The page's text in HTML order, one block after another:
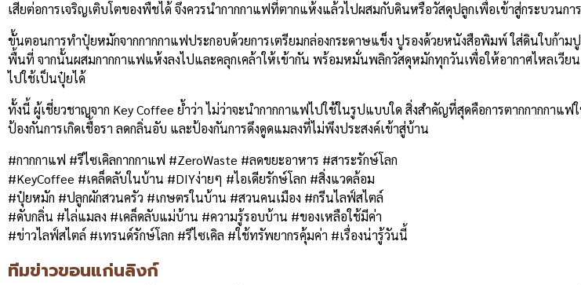
เสียต่อการเจริญเติบโตของพืชได้ จึงควรนำกากกาแฟที่ตากแห้งแล้วไปผสมกับดินหรือวัสดุปลูกเพื่อเข้าสู่กระบวนกา
ขั้นตอนการทำปุ๋ยหมักจากกากกาแฟประกอบด้วยการเตรียมกล่องกระดาษแข็ง ปูรองด้วยหนังสือพิมพ์ ใส่ดินใบก้า
พื้นที่ จากนั้นผสมกากกาแฟแห้งลงไปและคลุกเคล้าให้เข้ากัน พร้อมหมั่นพลิกวัสดุหมักทุกวันเพื่อให้อากาศไหลเวีย
ไปใช้เป็นปุ๋ยได้
ทั้งนี้ ผู้เชี่ยวชาญจาก Key Coffee ย้ำว่า ไม่ว่าจะนำกากกาแฟไปใช้ในรูปแบบใด สิ่งสำคัญที่สุดคือการตากกากกาแ
ป้องกันการเกิดเชื้อรา ลดกลิ่นอับ และป้องกันการดึงดูดแมลงที่ไม่พึงประสงค์เข้าสู่บ้าน
#กากกาแฟ #รีไซเคิลกากกาแฟ #ZeroWaste #ลดขยะอาหาร #สาระรักษ์โลก
#KeyCoffee #เคล็ดลับในบ้าน #DIYง่ายๆ #ไอเดียรักษ์โลก #สิ่งแวดล้อม
#ปุ๋ยหมัก #ปลูกผักสวนครัว #เกษตรในบ้าน #สวนคนเมือง #กรีนไลฟ์สไตล์
#ดับกลิ่น #ไล่แมลง #เคล็ดลับแม่บ้าน #ความรู้รอบบ้าน #ของเหลือใช้มีค่า
#ข่าวไลฟ์สไตล์ #เทรนด์รักษ์โลก #รีไซเคิล #ใช้ทรัพยากรคุ้มค่า #เรื่องน่ารู้วันนี้
ทีมข่าวขอนแก่นลิงก์